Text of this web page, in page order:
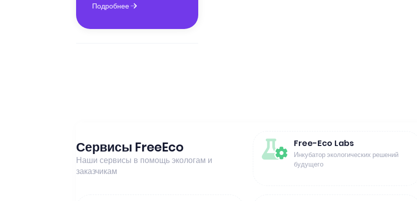
Подробнее
Сервисы FreeEco
Наши сервисы в помощь экологам и
заказчикам
Free-Eco Labs
Инкубатор экологических решений
будущего